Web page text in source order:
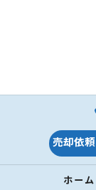
売却依
ホーム